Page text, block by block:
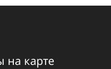
на карте